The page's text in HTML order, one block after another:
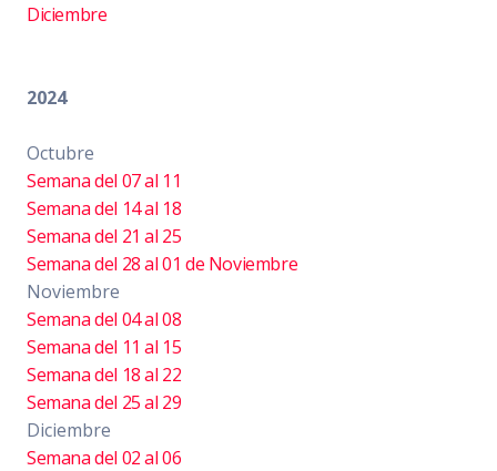
Diciembre
2024
Octubre
Semana del 07 al 11
Semana del 14 al 18
Semana del 21 al 25
Semana del 28 al 01 de Noviembre
Noviembre
Semana del 04 al 08
Semana del 11 al 15
Semana del 18 al 22
Semana del 25 al 29
Diciembre
Semana del 02 al 06